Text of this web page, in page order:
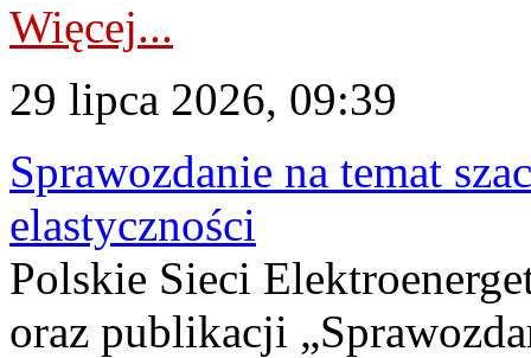
Więcej...
29 lipca 2026, 09:39
Sprawozdanie na temat
elastyczności
Polskie Sieci
oraz publikacji